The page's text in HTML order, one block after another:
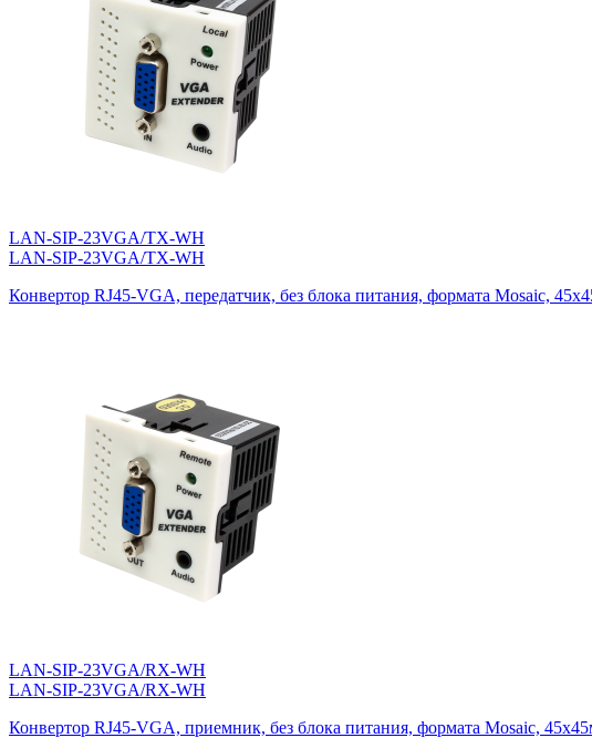
LAN-SIP-23VGA/TX-WH
LAN-SIP-23VGA/TX-WH
Конвертор RJ45-VGA, передатчик, без блока питания, формата Mosaic,
LAN-SIP-23VGA/RX-WH
LAN-SIP-23VGA/RX-WH
Конвертор RJ45-VGA, приемник, без блока питания, формата Mosaic,